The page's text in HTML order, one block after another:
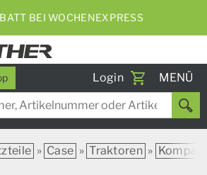
BEI WOCHENEXPRESS
Login
Toggle
MENÜ
» Case » Traktoren »